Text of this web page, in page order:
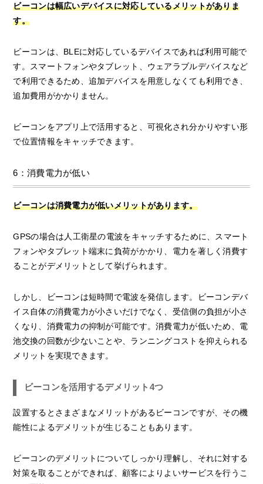
ビーコンは幅広いデバイスに対応しているメリットがありま
す。
ビーコンは、BLEに対応しているデバイスであれば利用可能で
す。スマートフォンやタブレット、ウェアラブルデバイスなど
で利用できるため、追加デバイスを用意しなくても利用でき、
追加費用がかかりません。
ビーコンをアプリ上で活用すると、可視化され分かりやすい形
で位置情報をキャッチできます。
6：消費電力が低い
ビーコンは消費電力が低いメリットがあります。
GPSの場合は人工衛星の電波をキャッチするために、スマート
フォンやタブレット端末に負荷がかかり、電力を著しく消費す
ることがデメリットとして挙げられます。
しかし、ビーコンは短時間で電波を発信します。ビーコンデバ
イス自体の消費電力が小さいだけでなく、受信側の負担が小さ
くなり、消費電力の抑制が可能です。消費電力が低いため、電
池交換の回数が少ないことや、ランニングコストを抑えられる
メリットを実現できます。
ビーコンを活用するデメリット4つ
設置するとさまざまなメリットがあるビーコンですが、その機
能性によるデメリットが生じることもあります。
ビーコンのデメリットについてしっかり理解し、それに対する
対策を取ることができれば、顧客によりよいサービスを行うこ